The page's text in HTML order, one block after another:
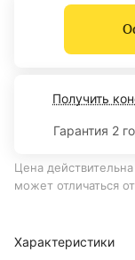
Получить
Гарантия 2
Цена
может отличаться
Характеристики